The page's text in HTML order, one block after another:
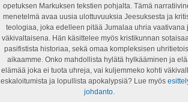
opetuksen Markuksen tekstien pohjalta. Tämä
menetelmä avaa uusia ulottuvuuksia Jeesuksesta ja
teologiaa, joka edelleen pitää Jumalaa uhria vaativana
väkivaltaisena. Hän käsittelee myös kristikunnan
pasifistista historiaa, sekä omaa kompleksisen
aikaamme. Onko mahdollista hylätä hylkääminen ja
elämää joka ei tuota uhreja, vai kuljemmeko kohti
eskaloitumista ja lopullista apokalypsiä? Lue myös
johdanto.